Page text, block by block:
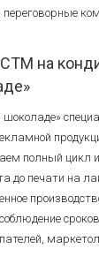
на
полный цикл
до печати на